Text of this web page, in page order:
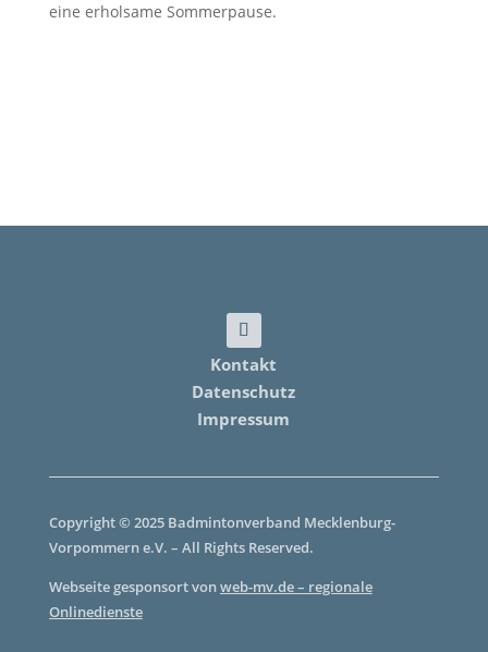
eine erholsame Sommerpause.
Kontakt
Datenschutz
Impressum
Copyright © 2025 Badmintonverband Mecklenburg-
Vorpommern e.V. – All Rights Reserved.
Webseite gesponsort vonweb-mv.de – regionale
Onlinedienste